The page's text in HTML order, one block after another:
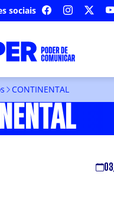
sociais FACEBOOKINSTAGRAM
CONTINENTAL